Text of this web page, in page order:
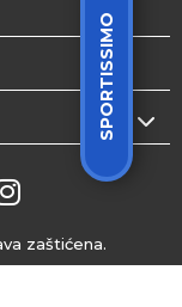
SPORTISSIMO
zaštićena.